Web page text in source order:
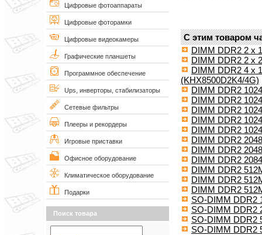
Цифровые фотоаппараты
Цифровые фоторамки
Цифровые видеокамеры
Графические планшеты
Программное обеспечение
Ups, инверторы, стабилизаторы
Сетевые фильтры
Плееры и рекордеры
Игровые приставки
Офисное оборудование
Климатическое оборудование
Подарки
Поиск товара
С этим товаром
DIMM DDR2 2 x
DIMM DDR2 2 x
DIMM DDR2 4 x
(KHX8500D2K4/4G)
DIMM DDR2
DIMM DDR2
DIMM DDR2
DIMM DDR2
DIMM DDR2
DIMM DDR2
DIMM DDR2
DIMM DDR2
DIMM DDR2
DIMM DDR2
DIMM DDR2
SO-DIMM DDR2
SO-DIMM DDR2
SO-DIMM DDR2
SO-DIMM DDR2